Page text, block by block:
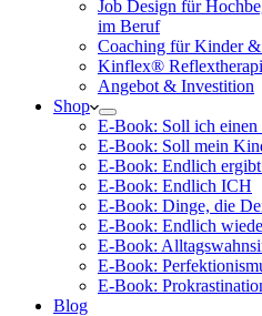
Job Design für
im Beruf
Coaching für Kinder
Kinflex®
Angebot & Investition
Shop
E-Book: Soll ich einen
E-Book: Soll mein
E-Book: Endlich ergibt
E-Book: Endlich ICH
E-Book: Dinge, die
E-Book: Endlich
E-Book:
E-Book:
E-Book:
Blog